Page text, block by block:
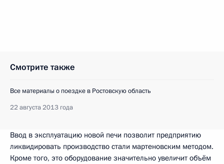
Смотрите также
Все материалы о поездке в Ростовскую область
22 августа 2013 года
Ввод в эксплуатацию новой печи позволит предприятию
ликвидировать производство стали мартеновским методом.
Кроме того, это оборудование значительно увеличит объём